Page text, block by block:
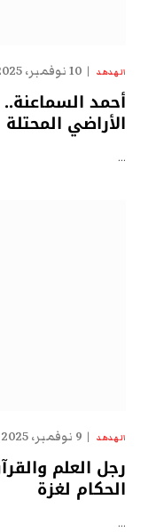
الهدهد 10 نوفمبر، 2025
أحمد
الأراضي المحتلة
…
الهدهد 9 نوفمبر، 2025
رجل العلم
الحكام لغزة
…